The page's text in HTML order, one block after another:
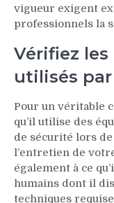
vigueur exigent
professionnels la
Vérifiez
utilisés
Pour un véritable
qu’il utilise des
de sécurité lors
l’entretien de
également à ce
humains dont il
techniques